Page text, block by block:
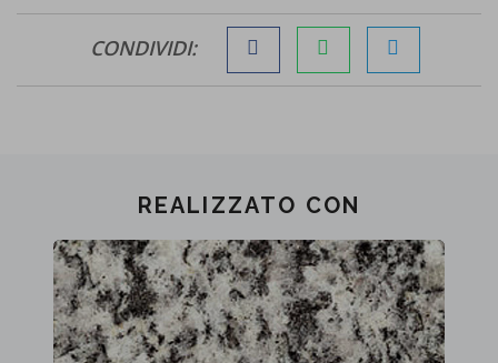
CONDIVIDI:
REALIZZATO CON